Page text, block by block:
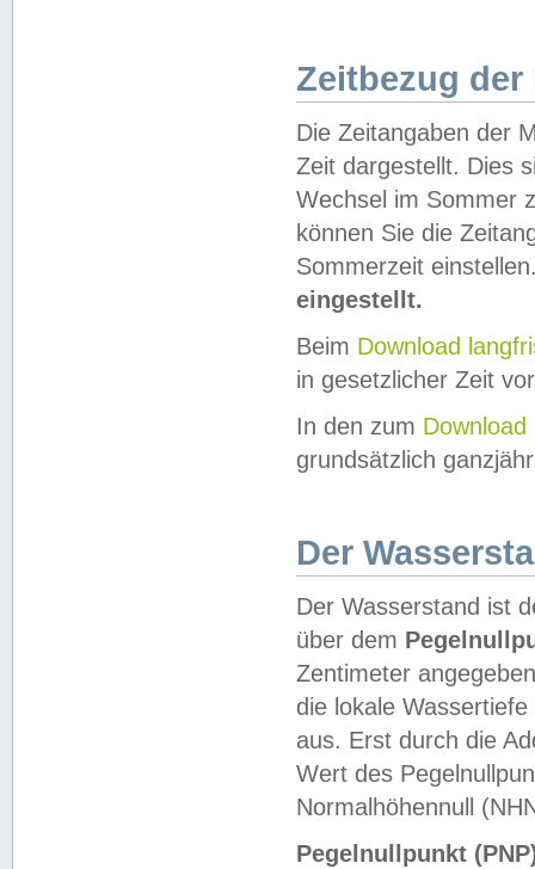
Zeitbezug der
Die Zeitangaben der
Zeit dargestellt. Dies
Wechsel im Sommer
können Sie die
Sommerzeit
eingestellt.
Beim Download
in gesetzlicher Zeit
In den zum Download
grundsätzlich
Der
Der Wasserstand ist
über dem
Zentimeter
die lokale
aus. Erst durch die
Wert des
Normalhöhennull
Pegelnullpunkt